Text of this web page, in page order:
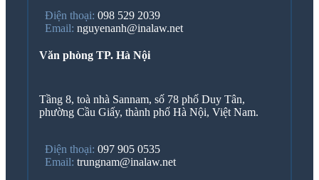
Điện thoại: 098 529 2039
Email: nguyenanh@inalaw.net
Văn phòng TP. Hà Nội
Tầng 8, toà nhà Sannam, số 78 phố Duy Tân,
phường Cầu Giấy, thành phố Hà Nội, Việt Nam.
Điện thoại: 097 905 0535
Email: trungnam@inalaw.net